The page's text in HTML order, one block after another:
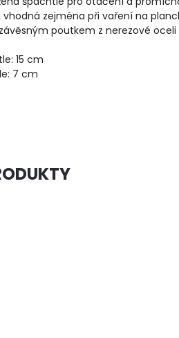
vhodná zejména při vaření na
poutkem z nerezové oceli
15 cm
7 cm